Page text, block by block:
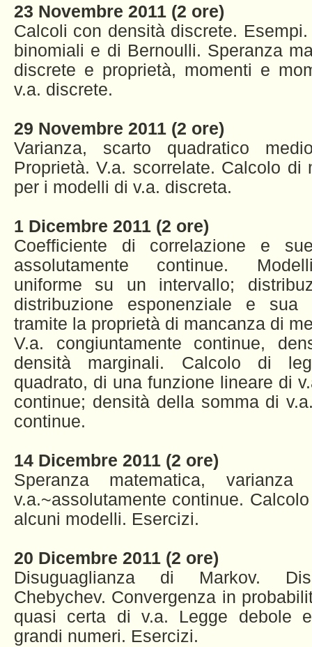
23 Novembre 2011 (2 ore)
Calcoli con densità discrete.
binomiali e di Bernoulli. Speranza
discrete e proprietà, momenti e
v.a. discrete.
29 Novembre 2011 (2 ore)
Varianza, scarto quadratico
Proprietà. V.a. scorrelate. Calcolo di
per i modelli di v.a. discreta.
1 Dicembre 2011 (2 ore)
Coefficiente di correlazione e
assolutamente continue.
uniforme su un intervallo;
distribuzione esponenziale e sua
tramite la proprietà di mancanza di
V.a. congiuntamente continue,
densità marginali. Calcolo di
quadrato, di una funzione lineare di
continue; densità della somma di
continue.
14 Dicembre 2011 (2 ore)
Speranza matematica,
v.a.~assolutamente continue.
alcuni modelli. Esercizi.
20 Dicembre 2011 (2 ore)
Disuguaglianza di Markov.
Chebychev. Convergenza in
quasi certa di v.a. Legge debole
grandi numeri. Esercizi.